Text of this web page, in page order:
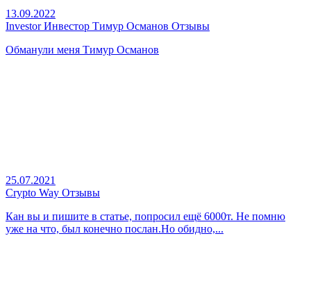
13.09.2022
Investor Инвестор Тимур Османов Отзывы
Обманули меня Тимур Османов
25.07.2021
Crypto Way Отзывы
Кан вы и пишите в статье, попросил ещё 6000т. Не помню
уже на что, был конечно послан.Но обидно,...